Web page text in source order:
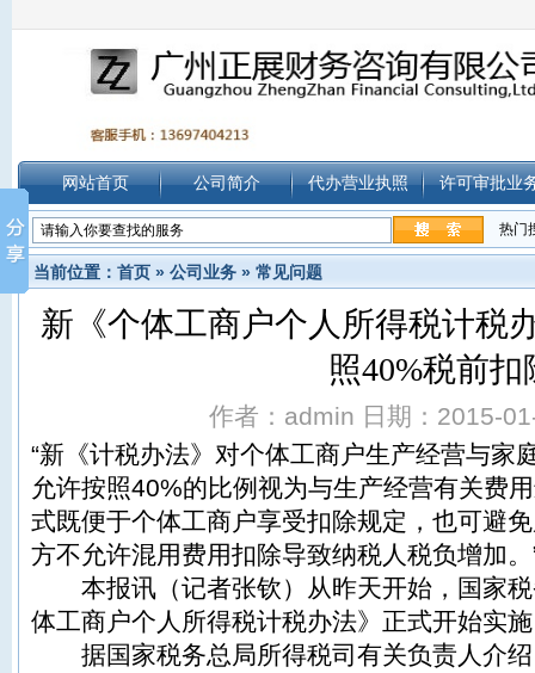
网站首页 公司简介 代办营业执照 许可审批业
热门
当前位置： 首页 » 公司业务 » 常见问题
新《个体工商户个人所得税计税
照40%税前扣
作者：admin 日期：2015-
“新《计税办法》对个体工商户生产经营与家
允许按照40%的比例视为与生产经营有关费
式既便于个体工商户享受扣除规定，也可避
方不允许混用费用扣除导致纳税人税负增加。
本报讯（记者张钦）从昨天开始，国家税
体工商户个人所得税计税办法》正式开始实
据国家税务总局所得税司有关负责人介绍